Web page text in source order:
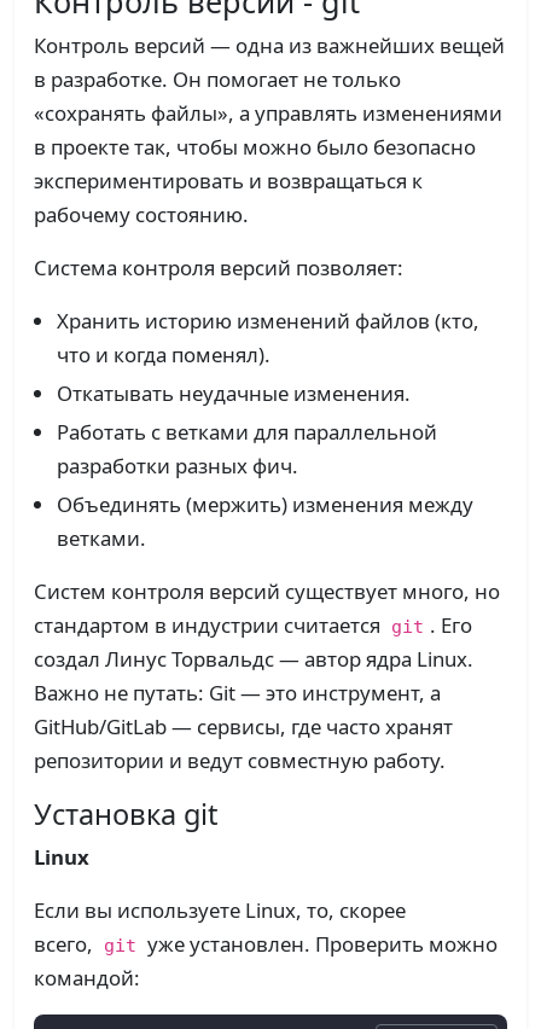
Контроль версий — одна из важнейших вещей
в разработке. Он помогает не только
«сохранять файлы», а управлять изменениями
в проекте так, чтобы можно было безопасно
экспериментировать и возвращаться к
рабочему состоянию.
Система контроля версий позволяет:
Хранить историю изменений файлов (кто,
что и когда поменял).
Откатывать неудачные изменения.
Работать с ветками для параллельной
разработки разных фич.
Объединять (мержить) изменения между
ветками.
Систем контроля версий существует много, но
стандартом в индустрии считается
git . Его
создал Линус Торвальдс — автор ядра Linux.
Важно не путать: Git — это инструмент, а
GitHub/GitLab — сервисы, где часто хранят
репозитории и ведут совместную работу.
Установка git
Linux
Если вы используете Linux, то, скорее
всего,
git уже установлен. Проверить можно
командой: